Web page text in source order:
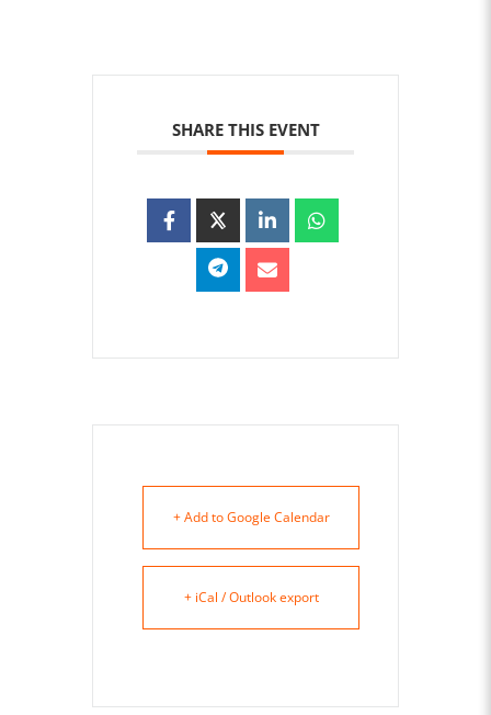
SHARE THIS EVENT
+ Add to Google Calendar
+ iCal / Outlook export